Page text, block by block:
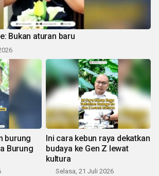
Bukan aturan baru
burung
Burung
Ini cara kebun raya dekatkan
budaya ke Gen Z lewat
kultura
Selasa, 21 Juli 2026